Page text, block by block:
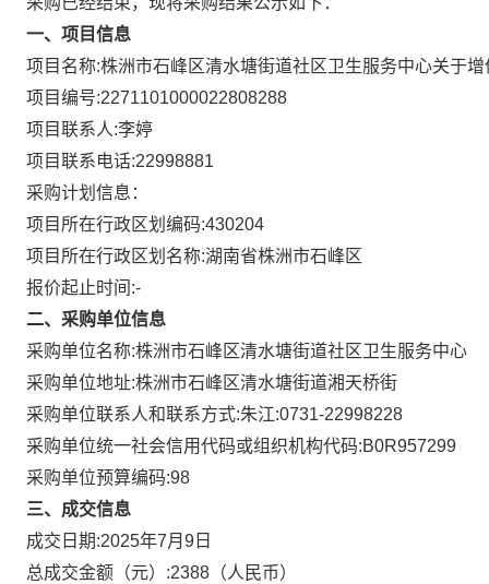
一、项目信息
项目名称:株洲市石峰区清水塘街道社区卫生服务中心关于
项目编号:2271101000022808288
项目联系人:李婷
项目联系电话:22998881
采购计划信息：
项目所在行政区划编码:430204
项目所在行政区划名称:湖南省株洲市石峰区
报价起止时间:-
二、采购单位信息
采购单位名称:株洲市石峰区清水塘街道社区卫生服务中心
采购单位地址:株洲市石峰区清水塘街道湘天桥街
采购单位联系人和联系方式:朱江:0731-22998228
采购单位统一社会信用代码或组织机构代码:B0R957299
采购单位预算编码:98
三、成交信息
成交日期:2025年7月9日
总成交金额（元）:2388 （人民币）